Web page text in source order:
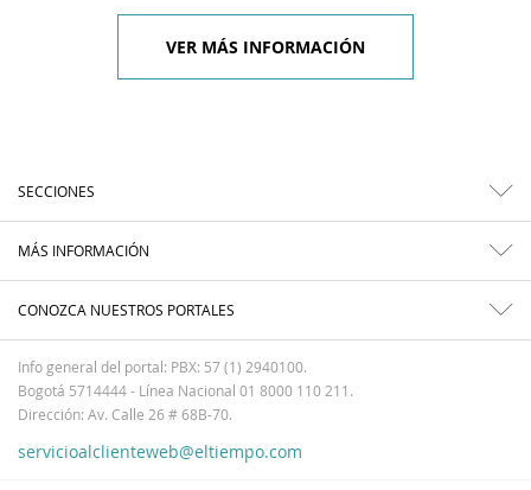
VER MÁS INFORMACIÓN
SECCIONES
MÁS INFORMACIÓN
CONOZCA NUESTROS PORTALES
Info general del portal: PBX: 57 (1) 2940100.
Bogotá 5714444 - Línea Nacional 01 8000 110 211.
Dirección: Av. Calle 26 # 68B-70.
servicioalclienteweb@eltiempo.com